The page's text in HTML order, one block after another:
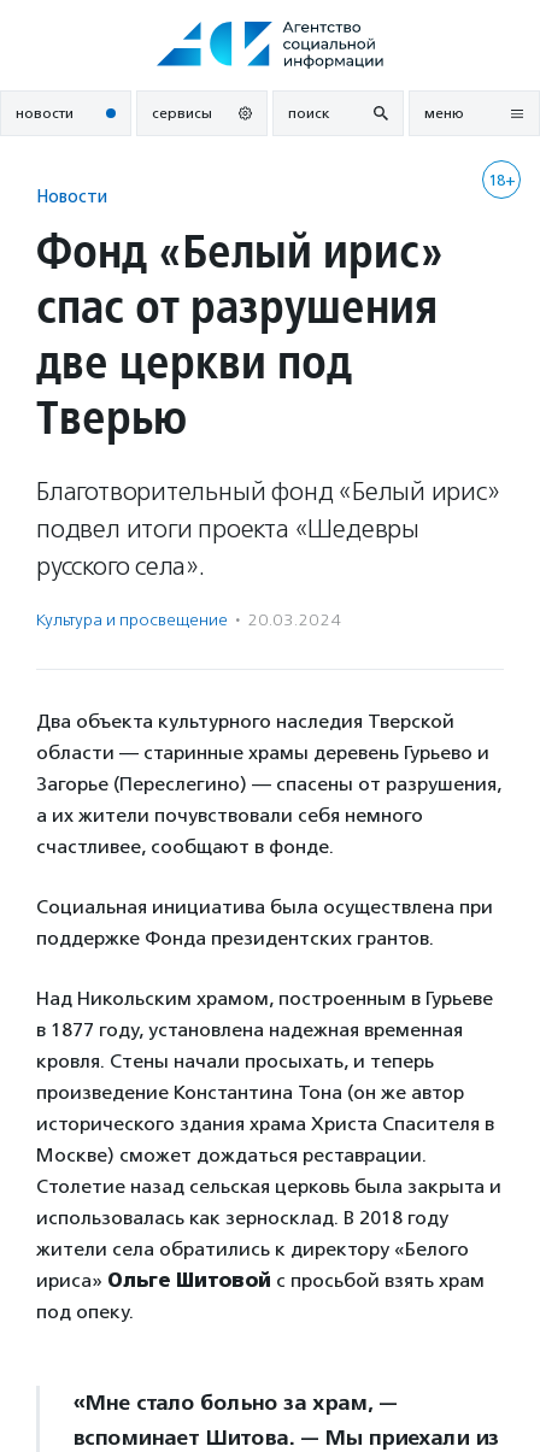
новости сервисы поиск меню
18+
Новости
Фонд «Белый ирис»
спас от разрушения
две церкви под
Тверью
Благотворительный фонд «Белый ирис»
подвел итоги проекта «Шедевры
русского села».
Культура и просвещение · 20.03.2024
Два объекта культурного наследия Тверской
области — старинные храмы деревень Гурьево и
Загорье (Переслегино) — спасены от разрушения,
а их жители почувствовали себя немного
счастливее, сообщают в фонде.
Социальная инициатива была осуществлена при
поддержке Фонда президентских грантов.
Над Никольским храмом, построенным в Гурьеве
в 1877 году, установлена надежная временная
кровля. Стены начали просыхать, и теперь
произведение Константина Тона (он же автор
исторического здания храма Христа Спасителя в
Москве) сможет дождаться реставрации.
Столетие назад сельская церковь была закрыта и
использовалась как зерносклад. В 2018 году
жители села обратились к директору «Белого
ириса» Ольге Шитовой с просьбой взять храм
под опеку.
«Мне стало больно за храм, —
вспоминает Шитова. — Мы приехали из